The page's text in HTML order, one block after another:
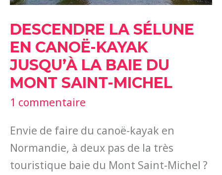
DESCENDRE LA SÉLUNE
EN CANOË-KAYAK
JUSQU’À LA BAIE DU
MONT SAINT-MICHEL
1 commentaire
Envie de faire du canoë-kayak en
Normandie, à deux pas de la très
touristique baie du Mont Saint-Michel ?